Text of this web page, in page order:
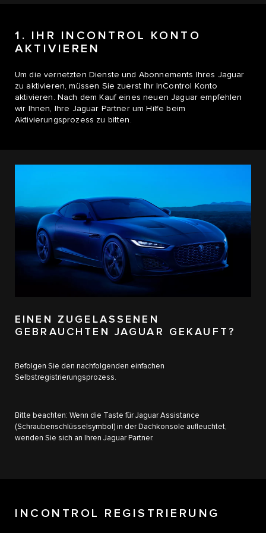
1. IHR INCONTROL KONTO
AKTIVIEREN
Um die vernetzten Dienste und Abonnements Ihres Jaguar
zu aktivieren, müssen Sie zuerst Ihr InControl Konto
aktivieren. Nach dem Kauf eines neuen Jaguar empfehlen
wir Ihnen, Ihre Jaguar Partner um Hilfe beim
Aktivierungsprozess zu bitten.
EINEN ZUGELASSENEN
GEBRAUCHTEN JAGUAR GEKAUFT?
Befolgen Sie den nachfolgenden einfachen
Selbstregistrierungsprozess.
Bitte beachten: Wenn die Taste für Jaguar Assistance
(Schraubenschlüsselsymbol) in der Dachkonsole aufleuchtet,
wenden Sie sich an Ihren Jaguar Partner.
INCONTROL REGISTRIERUNG